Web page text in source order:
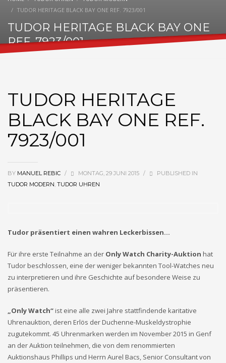
TUDOR HERITAGE BLACK BAY ONE REF. 7923/001
TUDOR HERITAGE BLACK BAY ONE
REF. 7923/001
TUDOR HERITAGE
BLACK BAY ONE REF.
7923/001
BY MANUEL REBIC / MONTAG, 29 JUNI 2015 /
PUBLISHED IN
TUDOR MODERN TUDOR UHREN
Tudor präsentiert einen wahren Leckerbissen…
Für ihre erste Teilnahme an der Only Watch Charity-Auktion hat
Tudor beschlossen, eine der weniger bekannten Tool-Watches neu
zu interpretieren und ihre Geschichte auf besondere Weise zu
präsentieren.
„Only Watch“ist eine alle zwei Jahre stattfindende karitative
Uhrenauktion, deren Erlös der Duchenne-Muskeldystrophie
zugutekommt. 45 Uhrenmarken werden im November 2015 in Genf
an der Auktion teilnehmen, die von dem renommierten
Auktionshaus Phillips und Herrn Aurel Bacs, Senior Consultant von